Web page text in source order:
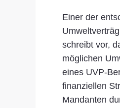
Einer der
schreibt vor,
möglichen
eines UVP-
finanziellen
Mandanten